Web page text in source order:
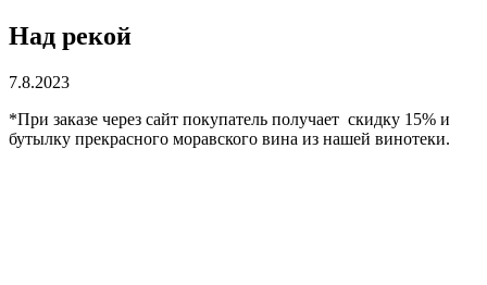
Над рекой
7.8.2023
*При заказе через сайт покупатель получает скидку 15% и
бутылку прекрасного моравского вина из нашей винотеки.